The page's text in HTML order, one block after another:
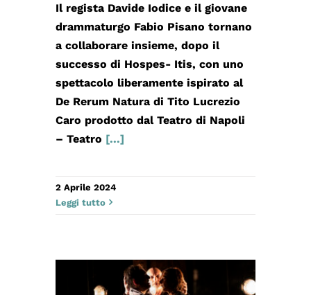
Il regista Davide Iodice e il giovane
drammaturgo Fabio Pisano tornano
a collaborare insieme, dopo il
successo di Hospes- Itis, con uno
spettacolo liberamente ispirato al
De Rerum Natura di Tito Lucrezio
Caro prodotto dal Teatro di Napoli
– Teatro [...]
2 Aprile 2024
Leggi tutto